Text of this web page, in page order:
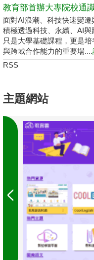
面對AI浪潮、科技快速變
積極透過科技、永續、AI
只是大學基礎課程，更是
與跨域合作能力的重要場....
RSS
主題網站